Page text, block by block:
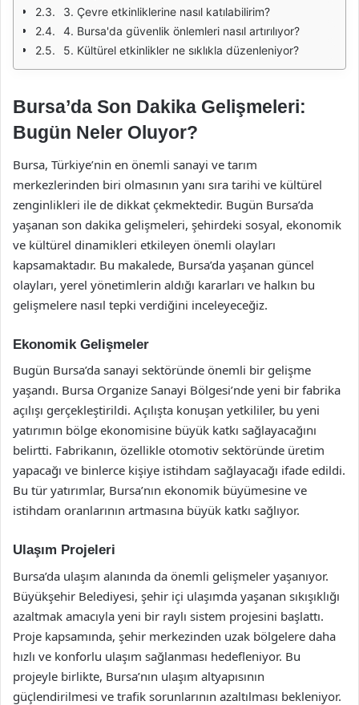
3. Çevre etkinliklerine nasıl katılabilirim?
4. Bursa'da güvenlik önlemleri nasıl artırılıyor?
5. Kültürel etkinlikler ne sıklıkla düzenleniyor?
Bursa’da Son Dakika Gelişmeleri:
Bugün Neler Oluyor?
Bursa, Türkiye’nin en önemli sanayi ve tarım
merkezlerinden biri olmasının yanı sıra tarihi ve kültürel
zenginlikleri ile de dikkat çekmektedir. Bugün Bursa’da
yaşanan son dakika gelişmeleri, şehirdeki sosyal, ekonomik
ve kültürel dinamikleri etkileyen önemli olayları
kapsamaktadır. Bu makalede, Bursa’da yaşanan güncel
olayları, yerel yönetimlerin aldığı kararları ve halkın bu
gelişmelere nasıl tepki verdiğini inceleyeceğiz.
Ekonomik Gelişmeler
Bugün Bursa’da sanayi sektöründe önemli bir gelişme
yaşandı. Bursa Organize Sanayi Bölgesi’nde yeni bir fabrika
açılışı gerçekleştirildi. Açılışta konuşan yetkililer, bu yeni
yatırımın bölge ekonomisine büyük katkı sağlayacağını
belirtti. Fabrikanın, özellikle otomotiv sektöründe üretim
yapacağı ve binlerce kişiye istihdam sağlayacağı ifade edildi.
Bu tür yatırımlar, Bursa’nın ekonomik büyümesine ve
istihdam oranlarının artmasına büyük katkı sağlıyor.
Ulaşım Projeleri
Bursa’da ulaşım alanında da önemli gelişmeler yaşanıyor.
Büyükşehir Belediyesi, şehir içi ulaşımda yaşanan sıkışıklığı
azaltmak amacıyla yeni bir raylı sistem projesini başlattı.
Proje kapsamında, şehir merkezinden uzak bölgelere daha
hızlı ve konforlu ulaşım sağlanması hedefleniyor. Bu
projeyle birlikte, Bursa’nın ulaşım altyapısının
güçlendirilmesi ve trafik sorunlarının azaltılması bekleniyor.